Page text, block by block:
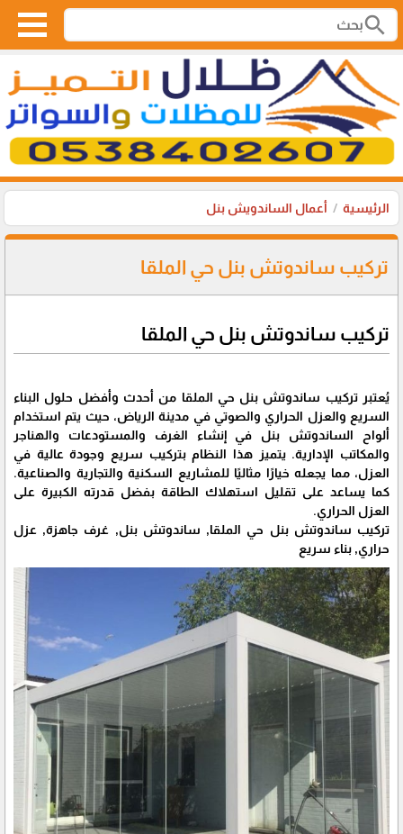
search
الرئيسية أعمال الساندويش بنل
تركيب ساندوتش بنل حي الملقا
تركيب ساندوتش بنل حي الملقا
يُعتبر تركيب ساندوتش بنل حي الملقا من أحدث وأفضل حلول البناء
السريع والعزل الحراري والصوتي في مدينة الرياض، حيث يتم استخدام
ألواح الساندوتش بنل في إنشاء الغرف والمستودعات والهناجر
والمكاتب الإدارية. يتميز هذا النظام بتركيب سريع وجودة عالية في
العزل، مما يجعله خيارًا مثاليًا للمشاريع السكنية والتجارية والصناعية.
كما يساعد على تقليل استهلاك الطاقة بفضل قدرته الكبيرة على
العزل الحراري.
تركيب ساندوتش بنل حي الملقا, ساندوتش بنل, غرف جاهزة, عزل
حراري, بناء سريع